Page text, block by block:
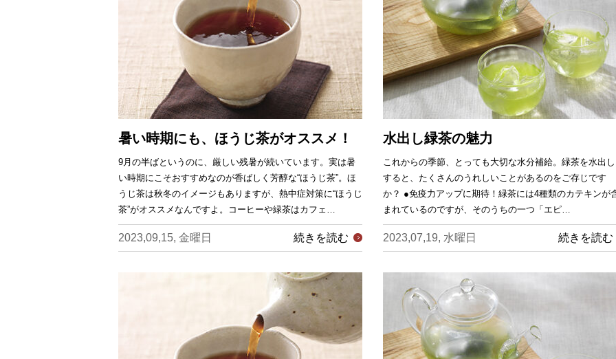
暑い時期にも、ほうじ茶がオススメ！
9月の半ばというのに、厳しい残暑が続いています。実は暑
い時期にこそおすすめなのが香ばしく芳醇な“ほうじ茶”。ほ
うじ茶は秋冬のイメージもありますが、熱中症対策に“ほうじ
茶”がオススメなんですよ。コーヒーや緑茶はカフェ…
2023,09,15, 金曜日 続きを読む
水出し緑茶の魅力
これからの季節、とっても大切な水分補給。緑茶を水出
すると、たくさんのうれしいことがあるのをご存じです
か？ ●免疫力アップに期待！緑茶には4種類のカテキンが
まれているのですが、そのうちの一つ「エピ…
2023,07,19, 水曜日 続きを読む